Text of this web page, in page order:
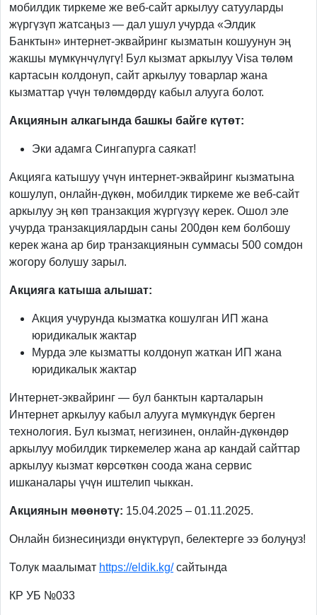
мобилдик тиркеме же веб-сайт аркылуу сатууларды
жүргүзүп жатсаңыз — дал ушул учурда «Элдик
Банктын» интернет-эквайринг кызматын кошуунун эң
жакшы мүмкүнчүлүгү! Бул кызмат аркылуу Visa төлөм
картасын колдонуп, сайт аркылуу товарлар жана
кызматтар үчүн төлөмдөрдү кабыл алууга болот.
Акциянын алкагында башкы байге күтөт:
Эки адамга Сингапурга саякат!
Акцияга катышуу үчүн интернет-эквайринг кызматына
кошулуп, онлайн-дүкөн, мобилдик тиркеме же веб-сайт
аркылуу эң көп транзакция жүргүзүү керек. Ошол эле
учурда транзакциялардын саны 200дөн кем болбошу
керек жана ар бир транзакциянын суммасы 500 сомдон
жогору болушу зарыл.
Акцияга катыша алышат:
Акция учурунда кызматка кошулган ИП жана
юридикалык жактар
Мурда эле кызматты колдонуп жаткан ИП жана
юридикалык жактар
Интернет-эквайринг — бул банктын карталарын
Интернет аркылуу кабыл алууга мүмкүндүк берген
технология. Бул кызмат, негизинен, онлайн-дүкөндөр
аркылуу мобилдик тиркемелер жана ар кандай сайттар
аркылуу кызмат көрсөткөн соода жана сервис
ишканалары үчүн иштелип чыккан.
Акциянын мөөнөтү: 15.04.2025 – 01.11.2025.
Онлайн бизнесиңизди өнүктүрүп, белектерге ээ болуңуз!
Толук маалымат https://eldik.kg/сайтында
КР УБ №033